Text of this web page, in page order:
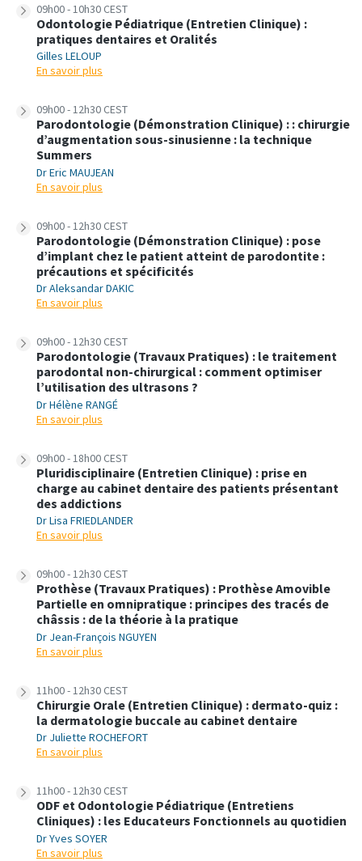
09h00 - 10h30 CEST
Odontologie Pédiatrique (Entretien Clinique) :
pratiques dentaires et Oralités
Gilles LELOUP
En savoir plus
09h00 - 12h30 CEST
Parodontologie (Démonstration Clinique) : : chirurgie
d’augmentation sous-sinusienne : la technique
Summers
Dr Eric MAUJEAN
En savoir plus
09h00 - 12h30 CEST
Parodontologie (Démonstration Clinique) : pose
d’implant chez le patient atteint de parodontite :
précautions et spécificités
Dr Aleksandar DAKIC
En savoir plus
09h00 - 12h30 CEST
Parodontologie (Travaux Pratiques) : le traitement
parodontal non-chirurgical : comment optimiser
l’utilisation des ultrasons ?
Dr Hélène RANGÉ
En savoir plus
09h00 - 18h00 CEST
Pluridisciplinaire (Entretien Clinique) : prise en
charge au cabinet dentaire des patients présentant
des addictions
Dr Lisa FRIEDLANDER
En savoir plus
09h00 - 12h30 CEST
Prothèse (Travaux Pratiques) : Prothèse Amovible
Partielle en omnipratique : principes des tracés de
châssis : de la théorie à la pratique
Dr Jean-François NGUYEN
En savoir plus
11h00 - 12h30 CEST
Chirurgie Orale (Entretien Clinique) : dermato-quiz :
la dermatologie buccale au cabinet dentaire
Dr Juliette ROCHEFORT
En savoir plus
11h00 - 12h30 CEST
ODF et Odontologie Pédiatrique (Entretiens
Cliniques) : les Educateurs Fonctionnels au quotidien
Dr Yves SOYER
En savoir plus